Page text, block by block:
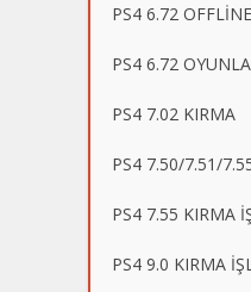
PS4 6.72
PS4 6.72
PS4 7.02 KIRMA
PS4 7.50/7.51/
PS4 7.55 KIRMA
PS4 9.0 KIRMA